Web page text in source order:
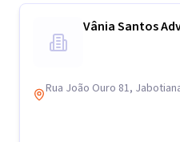
Vânia Santos
Rua João Ouro 81,